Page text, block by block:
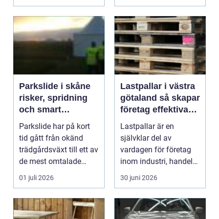
Parkslide i skåne
risker, spridning
och smart
bekämpning
Parkslide har på kort
tid gått från okänd
trädgårdsväxt till ett av
de mest omtalade
problemen i sve...
01 juli 2026
Lastpallar i västra
götaland så skapar
företag effektiva
och hållbara
flöden
Lastpallar är en
självklar del av
vardagen för företag
inom industri, handel
och logistik. Ändå
hamn...
30 juni 2026